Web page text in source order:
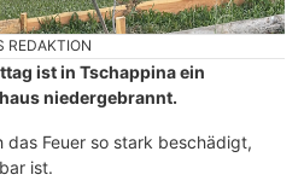
REDAKTION
ist in Tschappina ein
niedergebrannt.
das Feuer so stark beschädigt,
ist.